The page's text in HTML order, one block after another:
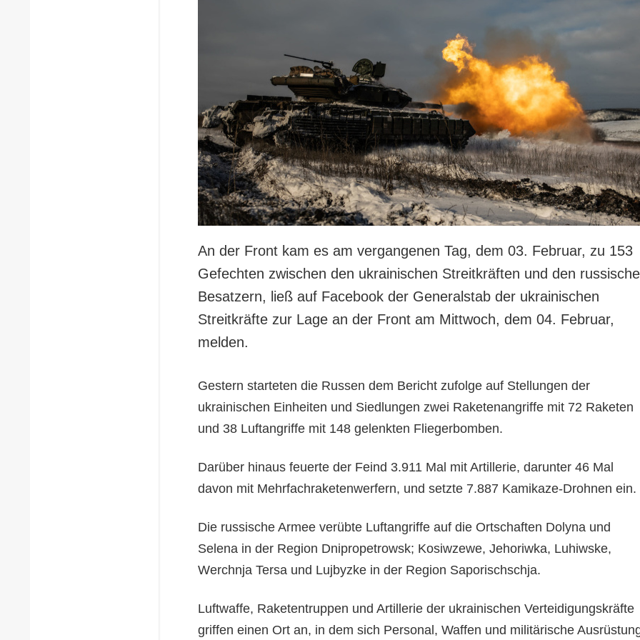
An der Front kam es am vergangenen Tag, dem 03. Februar, zu 153
Gefechten zwischen den ukrainischen Streitkräften und den
Besatzern, ließ auf Facebook der Generalstab der ukrainischen
Streitkräfte zur Lage an der Front am Mittwoch, dem 04. Februar,
melden.
Gestern starteten die Russen dem Bericht zufolge auf Stellungen der
ukrainischen Einheiten und Siedlungen zwei Raketenangriffe mit 72 Raketen
und 38 Luftangriffe mit 148 gelenkten Fliegerbomben.
Darüber hinaus feuerte der Feind 3.911 Mal mit Artillerie, darunter 46 Mal
davon mit Mehrfachraketenwerfern, und setzte 7.887 Kamikaze-Drohnen ein.
Die russische Armee verübte Luftangriffe auf die Ortschaften Dolyna und
Selena in der Region Dnipropetrowsk; Kosiwzewe, Jehoriwka, Luhiwske,
Werchnja Tersa und Lujbyzke in der Region Saporischschja.
Luftwaffe, Raketentruppen und Artillerie der ukrainischen Verteidigungskräfte
griffen einen Ort an, in dem sich Personal, Waffen und militärische